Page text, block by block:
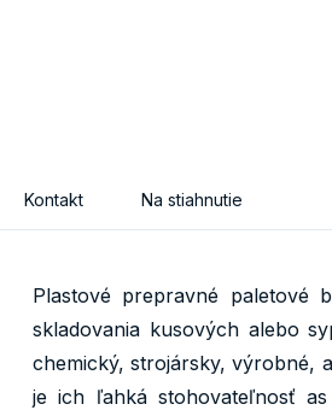
Kontakt Na stiahnutie
Plastové prepravné paletové
skladovania kusových alebo
chemický, strojársky, výrobné,
je ich ľahká stohovateľnosť